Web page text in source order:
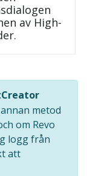
av High-
metod
om Revo
logg från
att